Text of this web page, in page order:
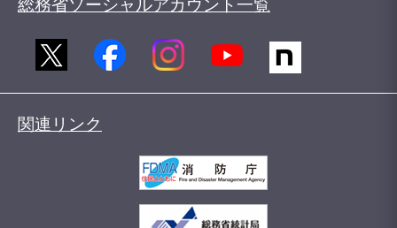
総務省ソーシャルアカウント一覧
関連リンク